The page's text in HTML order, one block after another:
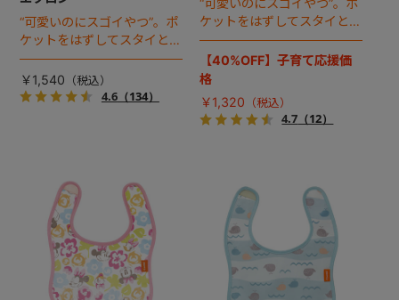
“可愛いのにスゴイやつ”。ポ
ケットをはずしてスタイとし
ても使えるコンパクトエプロ
ンからNEWカラーが登場！
油汚れが落ちやすいNEO-
￥1,540
4.6（134）
“可愛いのにスゴイやつ”。ポ
ケットをはずしてスタイとし
ても使えるコンパクトエプロ
ンにディズニーキャラクター
も仲間入り。油汚れが落ちや
ックス）加工を採用。
【40%OFF】子育て応援価
格
￥1,320
4.7 （12）